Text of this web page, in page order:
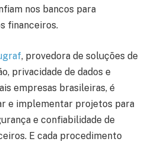
nos bancos para
financeiros.
, provedora de soluções de
privacidade de dados e
empresas brasileiras, é
e implementar projetos para
e confiabilidade de
E cada procedimento